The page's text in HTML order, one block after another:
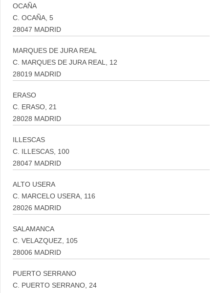
OCAÑA
C. OCAÑA, 5
28047 MADRID
MARQUES DE JURA REAL
C. MARQUES DE JURA REAL, 12
28019 MADRID
ERASO
C. ERASO, 21
28028 MADRID
ILLESCAS
C. ILLESCAS, 100
28047 MADRID
ALTO USERA
C. MARCELO USERA, 116
28026 MADRID
SALAMANCA
C. VELAZQUEZ, 105
28006 MADRID
PUERTO SERRANO
C. PUERTO SERRANO, 24